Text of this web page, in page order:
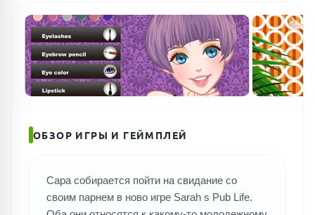
ОБЗОР ИГРЫ И ГЕЙМПЛЕЙ
Сара собирается пойти на свидание со
своим парнем в ново игре Sarah s Pub Life.